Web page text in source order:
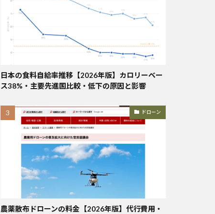
日本の食料自給率推移【2026年版】カロリーベー
ス38%・主要先進国比較・低下の原因と影響
ドローン
農薬散布ドローンの料金【2026年版】代行費用・